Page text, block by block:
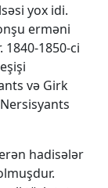
yox idi.
erməni
1850-ci
və Girk
hadisələr